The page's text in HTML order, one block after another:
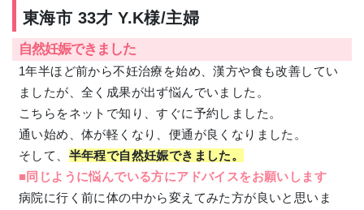
東海市 33才 Y.K様/主婦
自然妊娠できました
1年半ほど前から不妊治療を始め、漢方や食も改善してい
ましたが、全く成果が出ず悩んでいました。
こちらをネットで知り、すぐに予約しました。
通い始め、体が軽くなり、便通が良くなりました。
そして、 半年程で自然妊娠できました。
■同じように悩んでいる方にアドバイスをお願いします
病院に行く前に体の中から変えてみた方が良いと思いま